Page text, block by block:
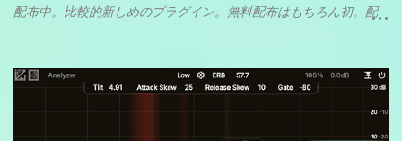
配布中。比較的新しめのプラグイン。無料配布はもちろん初。配